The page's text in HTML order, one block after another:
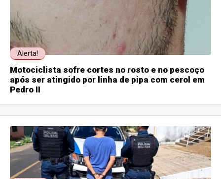
Alerta!
Motociclista sofre cortes no rosto e no pescoço
após ser atingido por linha de pipa com cerol em
Pedro II